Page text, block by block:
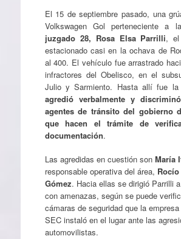
El 15 de septiembre pasado, una
Volkswagen Gol perteneciente a
juzgado 28, Rosa Elsa Parrilli, el
estacionado casi en la ochava de
al 400. El vehículo fue arrastrado
infractores del Obelisco, en el
Julio y Sarmiento. Hasta allí fue la
agredió verbalmente y
agentes de tránsito del gobierno
que hacen el trámite de
documentación.
Las agredidas en cuestión son María
responsable operativa del área,
Gómez. Hacia ellas se dirigió Parrilli
con amenazas, según se puede
cámaras de seguridad que la
SEC instaló en el lugar ante las
automovilistas.